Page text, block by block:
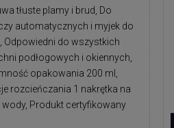
tłuste plamy i brud, Do
automatycznych i myjek do
Odpowiedni do wszystkich
podłogowych i okiennych,
opakowania 200 ml,
rozcieńczania 1 nakrętka na
Produkt certyfikowany